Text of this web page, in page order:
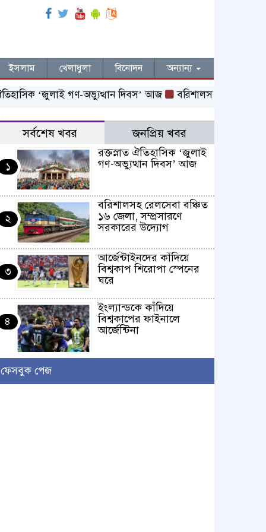
ইসলাম খেলাধুলা বিনোদন অন্যান্য
‌‘জুলাই গণ-অভ্যুত্থান দিবস’ আজ বরিশালসহ রেলসেবা বঞ্চিত
সর্বশেষ খবর জনপ্রিয় খবর
১
রক্তস্নাত ঐতিহাসিক ‌‘জুলাই
গণ-অভ্যুত্থান দিবস’ আজ
২
বরিশালসহ রেলসেবা বঞ্চিত
১৬ জেলা, সম্প্রসারণে
সরকারের উদ্যোগ
৩
আর্জেন্টাইনদের কাঁদিয়ে
বিশ্বকাপ শিরোপা স্পেনের
ঘরে
৪
ইংল্যান্ডকে কাঁদিয়ে
বিশ্বকাপের ফাইনালে
আর্জেন্টিনা
৫
ফেসবুক পেজ